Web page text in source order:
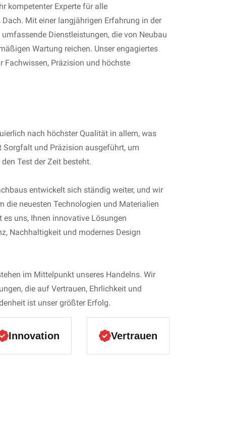
kompetenter Experte für alle
Mit einer langjährigen Erfahrung in der
Dienstleistungen, die von Neubau
Wartung reichen. Unser engagiertes
Fachwissen, Präzision und höchste
nach höchster Qualität in allem, was
und Präzision ausgeführt, um
Test der Zeit besteht.
entwickelt sich ständig weiter, und wir
die neuesten Technologien und Materialien
uns, Ihnen innovative Lösungen
Nachhaltigkeit und modernes Design
im Mittelpunkt unseres Handelns. Wir
die auf Vertrauen, Ehrlichkeit und
ist unser größter Erfolg.
Innovation Vertrauen